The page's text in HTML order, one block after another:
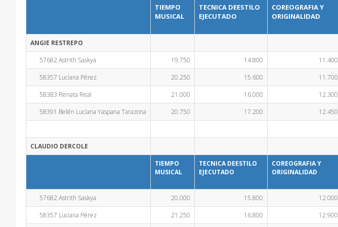
TIEMPO
MUSICAL
TECNICA DEESTILO
EJECUTADO
COREOGRAFIA Y
ORIGINALIDAD
ANGIE RESTREPO
57682 Astrith Saskya
19.750 14.800 11.400
58357 Luciana Pérez
20.250 15.600 11.700
58383 Renata Real
21.000 16.000 12.300
58391 Belén Luciana Yaspana Tarazona
20.750 17.200 12.450
CLAUDIO DERCOLE
TIEMPO
MUSICAL
TECNICA DEESTILO
EJECUTADO
COREOGRAFIA Y
ORIGINALIDAD
57682 Astrith Saskya 20.000 15.800 12.000
58357 Luciana Pérez
21.250 16.800 12.900